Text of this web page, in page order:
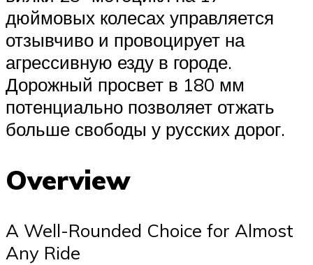
дюймовых колесах управляется
отзывчиво и провоцирует на
агрессивную езду в городе.
Дорожный просвет в 180 мм
потенциально позволяет отжать
больше свободы у русских дорог.
Overview
A Well-Rounded Choice for Almost
Any Ride